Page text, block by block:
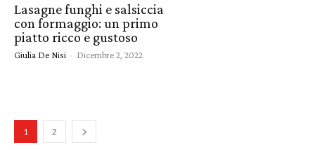
Lasagne funghi e salsiccia
con formaggio: un primo
piatto ricco e gustoso
Giulia De Nisi - Dicembre 2, 2022
1 2